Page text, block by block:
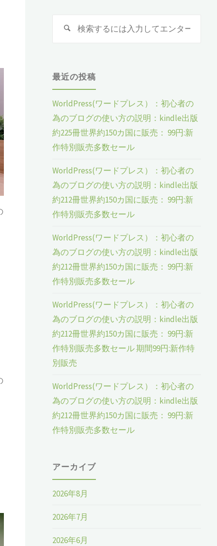
検
最近の投稿
WorldPress(ワードプレス）：初心者の
為のブログの使い方の説明：kindle出版
約225冊世界約150カ国に販売： 99円:新
作特別販売多数セール
WorldPress(ワードプレス）：初心者の
為のブログの使い方の説明：kindle出版
約212冊世界約150カ国に販売： 99円:新
作特別販売多数セール
WorldPress(ワードプレス）：初心者の
為のブログの使い方の説明：kindle出版
約212冊世界約150カ国に販売： 99円:新
作特別販売多数セール
WorldPress(ワードプレス）：初心者の
為のブログの使い方の説明：kindle出版
約212冊世界約150カ国に販売： 99円:新
作特別販売多数セール 期間99円:新作特
別販売
WorldPress(ワードプレス）：初心者の
為のブログの使い方の説明：kindle出版
約212冊世界約150カ国に販売： 99円:新
作特別販売多数セール
アーカイブ
2026年8月
2026年7月
2026年6月